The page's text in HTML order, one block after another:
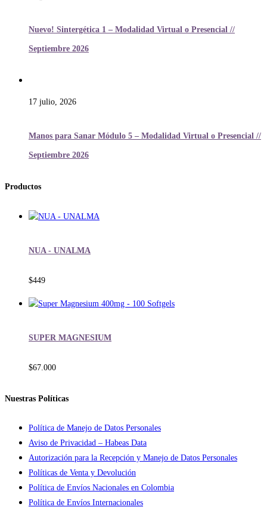
Nuevo! Sintergética 1 – Modalidad Virtual o Presencial //
Septiembre 2026
17 julio, 2026
Manos para Sanar Módulo 5 – Modalidad Virtual o Presencial //
Septiembre 2026
Productos
NUA - UNALMA
$449
SUPER MAGNESIUM
$67.000
Nuestras Políticas
Política de Manejo de Datos Personales
Aviso de Privacidad – Habeas Data
Autorización para la Recepción y Manejo de Datos Personales
Políticas de Venta y Devolución
Política de Envíos Nacionales en Colombia
Política de Envíos Internacionales